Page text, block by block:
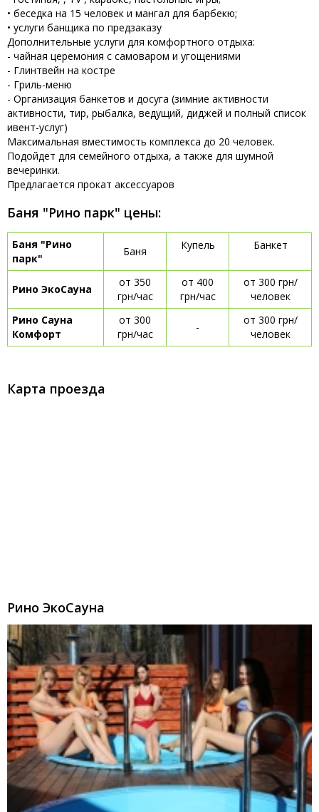
• беседка на 15 человек и мангал для барбекю;
• услуги банщика по предзаказу
Дополнительные услуги для комфортного отдыха:
- чайная церемония с самоваром и угощениями
- Глинтвейн на костре
- Гриль-меню
- Организация банкетов и досуга (зимние активности
активности, тир, рыбалка, ведущий, диджей и полный список
ивент-услуг)
Максимальная вместимость комплекса до 20 человек.
Подойдет для семейного отдыха, а также для шумной
вечеринки.
Предлагается прокат аксессуаров
Баня "Рино парк" цены:
Баня "Рино
парк"
Баня Купель Банкет
Рино ЭкоСауна
от 350
грн/час
от 400
грн/час
от 300 грн/
человек
Рино Сауна
Комфорт
от 300
грн/час
-
от 300 грн/
человек
Карта проезда
Рино ЭкоСауна